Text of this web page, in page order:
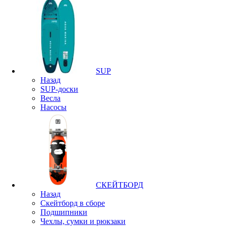
SUP
Назад
SUP-доски
Весла
Насосы
СКЕЙТБОРД
Назад
Скейтборд в сборе
Подшипники
Чехлы, сумки и рюкзаки